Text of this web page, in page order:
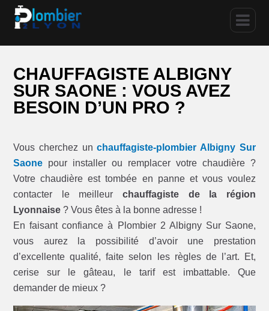
CHAUFFAGISTE ALBIGNY
SUR SAONE : VOUS AVEZ
BESOIN D’UN PRO ?
Vous cherchez unchauffagiste-plombier Albigny Sur
Saone pour installer ou remplacer votre chaudière ?
Votre chaudière est tombée en panne et vous voulez
contacter le meilleur chauffagiste de la région
Lyonnaise ? Vous êtes à la bonne adresse !
En faisant confiance à Plombier 2 Albigny Sur Saone,
vous aurez la possibilité d’avoir une prestation
d’excellente qualité, faite selon les règles de l’art. Et,
cerise sur le gâteau, le tarif est imbattable. Que
demander de mieux ?